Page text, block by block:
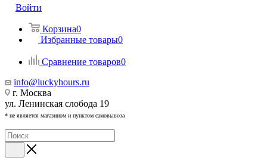
Войти
Корзина0
Избранные товары0
Сравнение товаров0
info@luckyhours.ru
г. Москва
ул. Ленинская слобода 19
* не является магазином и пунктом самовывоза